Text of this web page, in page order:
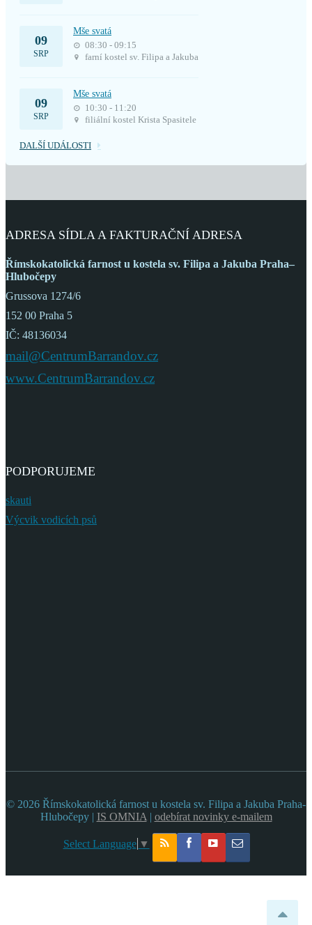
09
SRP
Mše svatá
08:30 - 09:15
farní kostel sv. Filipa a Jakuba
09
SRP
Mše svatá
10:30 - 11:20
filiální kostel Krista Spasitele
DALŠÍ UDÁLOSTI
ADRESA SÍDLA A FAKTURAČNÍ ADRESA
Římskokatolická farnost u kostela sv. Filipa a Jakuba Praha–
Hlubočepy
Grussova 1274/6
152 00 Praha 5
IČ: 48136034
mail@CentrumBarrandov.cz
www.CentrumBarrandov.cz
PODPORUJEME
skauti
Výcvik vodicích psů
© 2026 Římskokatolická farnost u kostela sv. Filipa a Jakuba Praha-
Hlubočepy | IS OMNIA | odebírat novinky e-mailem
Select Language ▼